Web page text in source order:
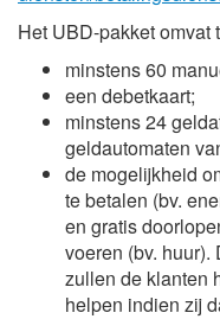
Het UBD-pakket omvat
minstens 60
een debetkaart;
minstens 24
geldautomaten
de mogelijkheid
te betalen (bv.
en gratis
voeren (bv.
zullen de klanten
helpen indien zij